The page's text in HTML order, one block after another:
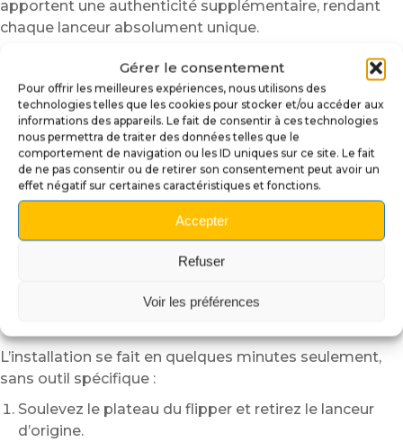
Gérer le consentement
Pour offrir les meilleures expériences, nous utilisons des
technologies telles que les cookies pour stocker et/ou accéder aux
informations des appareils. Le fait de consentir à ces technologies
nous permettra de traiter des données telles que le
comportement de navigation ou les ID uniques sur ce site. Le fait
de ne pas consentir ou de retirer son consentement peut avoir un
effet négatif sur certaines caractéristiques et fonctions.
Accepter
Refuser
Voir les préférences
apportent une authenticité supplémentaire, rendant
chaque lanceur absolument unique.
🔧 Caractéristiques techniques
Impression 3D haute résolution offrant un niveau de
détail exceptionnel.
Peinture acrylique manuelle aux nuances bleues et
dorées.
Vernis brillant pour un effet lumineux et une
protection durable.
Tige métallique intégrée assurant une fixation stable
et solide.
Tales of the Arabian Nights
🛠️ Installation simple et rapide
L’installation se fait en quelques minutes seulement,
sans outil spécifique :
Soulevez le plateau du flipper et retirez le lanceur
d’origine.